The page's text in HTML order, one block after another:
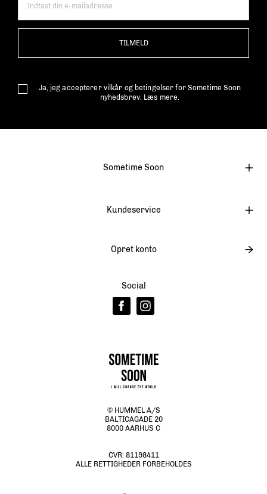
TILMELD
Ja, jeg accepterer vilkår og betingelser for Sometime Soon
nyhedsbrev. Læs mere.
© HUMMEL A/S
BALTICAGADE 20
8000 AARHUS C
CVR: 81198411
ALLE RETTIGHEDER FORBEHOLDES
Sometime Soon
Kundeservice
Opret konto
Social